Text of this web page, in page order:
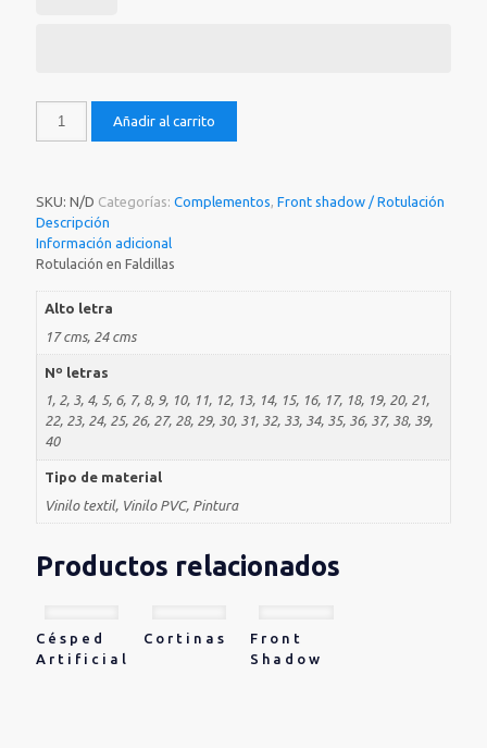
cantidad
Añadir al carrito
SKU: N/D Categorías: Complementos, Front shadow / Rotulación
Descripción
Información adicional
Rotulación en Faldillas
Alto letra
17 cms, 24 cms
Nº letras
1, 2, 3, 4, 5, 6, 7, 8, 9, 10, 11, 12, 13, 14, 15, 16, 17, 18, 19, 20, 21,
22, 23, 24, 25, 26, 27, 28, 29, 30, 31, 32, 33, 34, 35, 36, 37, 38, 39,
40
Tipo de material
Vinilo textil, Vinilo PVC, Pintura
Productos relacionados
Césped
Artificial
Cortinas
Front
Shadow